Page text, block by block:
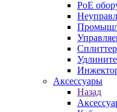
PoE
Аксессуары
Назад